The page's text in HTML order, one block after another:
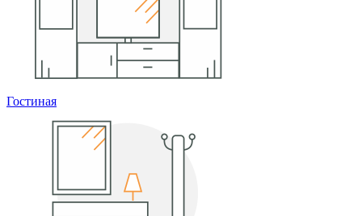
Гостиная